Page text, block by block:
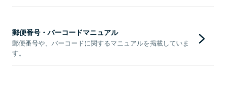
郵便番号・バーコードマニュアル
郵便番号や、バーコードに関するマニュアルを掲載していま
す。